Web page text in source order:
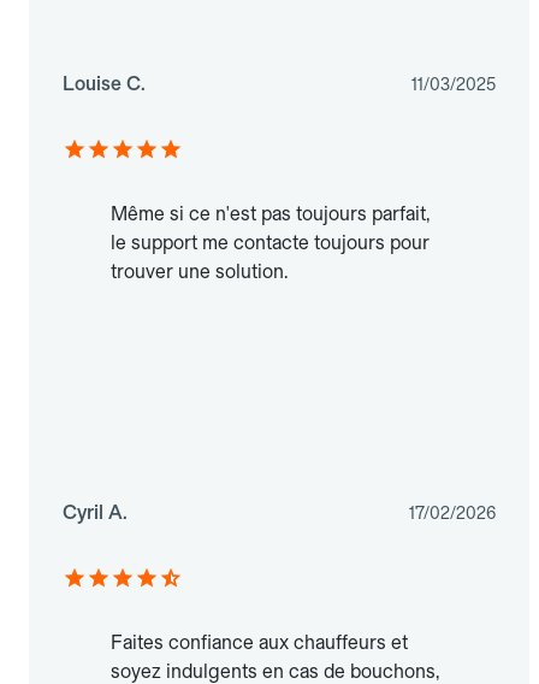
Louise C. 11/03/2025
Même si ce n'est pas toujours parfait,
le support me contacte toujours pour
trouver une solution.
Cyril A. 17/02/2026
Faites confiance aux chauffeurs et
soyez indulgents en cas de bouchons,